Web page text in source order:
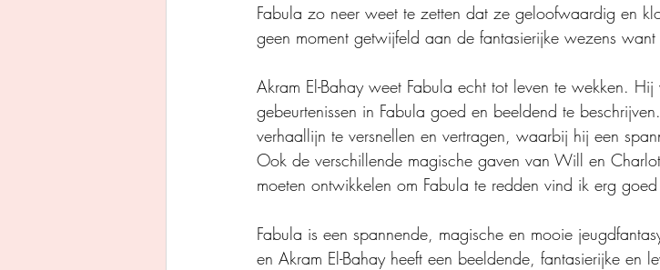
Fabula zo neer weet te zetten dat ze geloofwaardig en
geen moment getwijfeld aan de fantasierijke wezens
Akram El-Bahay weet Fabula echt tot leven te wekken.
gebeurtenissen in Fabula goed en beeldend te
verhaallijn te versnellen en vertragen, waarbij hij een
Ook de verschillende magische gaven van Will en
moeten ontwikkelen om Fabula te redden vind ik erg
Fabula is een spannende, magische en mooie
en Akram El-Bahay heeft een beeldende, fantasierijke en